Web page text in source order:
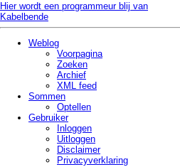
Hier wordt een programmeur blij van
Kabelbende
Weblog
Voorpagina
Zoeken
Archief
XML feed
Sommen
Optellen
Gebruiker
Inloggen
Uitloggen
Disclaimer
Privacy­verklaring